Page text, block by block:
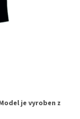
je vyroben z